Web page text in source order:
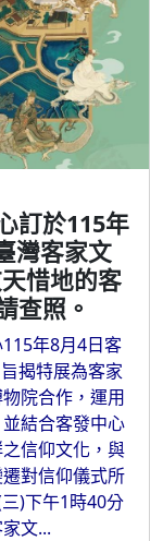
訂於115年
灣客家文
惜地的客
查照。
年8月4日客
揭特展為客家
院合作，運用
結合客發中心
信仰文化，與
對信仰儀式所
)下午1時40分
文...